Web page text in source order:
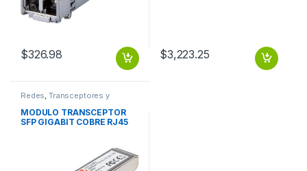
$326.98 $3,223.25
Redes ,Transceptores y
Convertidores
MODULO TRANSCEPTOR
SFP GIGABIT COBRE RJ45